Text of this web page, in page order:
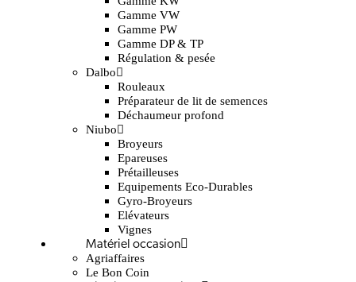
Gamme VW
Gamme PW
Gamme DP & TP
Régulation & pesée
Dalbo
Rouleaux
Préparateur de lit de semences
Déchaumeur profond
Niubo
Broyeurs
Epareuses
Prétailleuses
Equipements Eco-Durables
Gyro-Broyeurs
Elévateurs
Vignes
Matériel occasion
Agriaffaires
Le Bon Coin